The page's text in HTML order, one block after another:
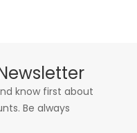
know first about
Be always